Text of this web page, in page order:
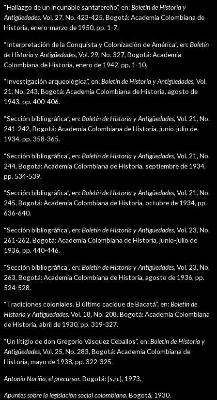
“Hallazgo de un incunable santafereño”, en:Boletín de Historia y
Antigüedades, Vol. 27, No. 423-425, Bogotá: Academia Colombiana de
Historia, enero-marzo de 1950, pp. 1-7.
“Interpretación de la Conquista y Colonización de América”, en:Boletín
de Historia y Antigüedades, Vol. 29, No. 327, Bogotá: Academia
Colombiana de Historia, enero de 1942, pp. 1-10.
“Investigación arqueológica”, en:Boletín de Historia y Antigüedades, Vol.
21, No. 243, Bogotá: Academia Colombiana de Historia, agosto de
1943, pp. 400-406.
“Sección bibliográfica”, en:Boletín de Historia y Antigüedades, Vol. 21, No.
241-242, Bogotá: Academia Colombiana de Historia, junio-julio de
1934, pp. 358-365.
“Sección bibliográfica”, en:Boletín de Historia y Antigüedades, Vol. 21, No.
244, Bogotá: Academia Colombiana de Historia, septiembre de 1934,
pp. 534-539.
“Sección bibliográfica”, en:Boletín de Historia y Antigüedades, Vol. 21, No.
245, Bogotá: Academia Colombiana de Historia, octubre de 1934, pp.
636-640.
“Sección bibliográfica”, en:Boletín de Historia y Antigüedades, Vol. 23, No.
261-262, Bogotá: Academia Colombiana de Historia, junio-julio de
1936, pp. 440-446.
“Sección bibliográfica”, en:Boletín de Historia y Antigüedades, Vol. 23, No.
263, Bogotá: Academia Colombiana de Historia, agosto de 1936, pp.
524-528.
“Tradiciones coloniales. El último cacique de Bacatá”, en:Boletín de
Historia y Antigüedades, Vol. 18, No. 208, Bogotá: Academia Colombiana
de Historia, abril de 1930, pp. 319-327.
“Un litigio de don Gregorio Vásquez Ceballos”, en:Boletín de Historia y
Antigüedades, Vol. 25, No. 283, Bogotá: Academia Colombiana de
Historia, mayo de 1938, pp. 322-325.
Antonio Nariño, el precursor. Bogotá: [s.n.], 1973.
Apuntes sobre la legislación social colombiana. Bogotá, 1930.